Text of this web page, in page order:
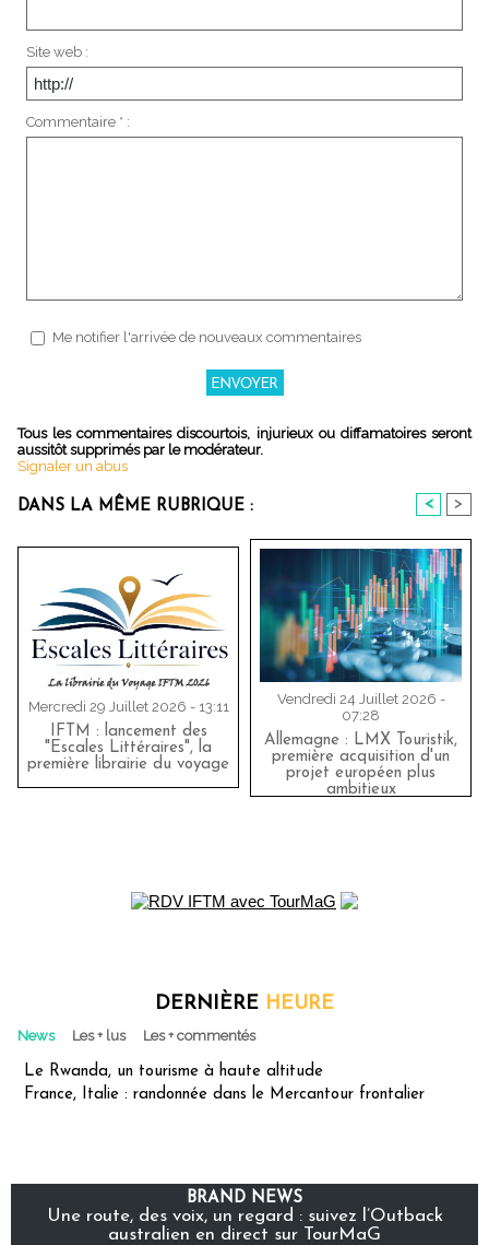
Site web :
Commentaire * :
Me notifier l'arrivée de nouveaux commentaires
Tous les commentaires discourtois, injurieux ou diffamatoires seront
aussitôt supprimés par le modérateur.
Signaler un abus
DANS LA MÊME RUBRIQUE : < >
Mercredi 29 Juillet 2026 - 13:11
IFTM : lancement des
"Escales Littéraires", la
première librairie du voyage
Vendredi 24 Juillet 2026 -
07:28
Allemagne : LMX Touristik,
première acquisition d'un
projet européen plus
ambitieux
DERNIÈRE HEURE
News Les + lus Les + commentés
Le Rwanda, un tourisme à haute altitude
France, Italie : randonnée dans le Mercantour frontalier
BRAND NEWS
Une route, des voix, un regard : suivez l’Outback
australien en direct sur TourMaG